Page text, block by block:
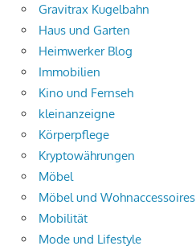
Gravitrax Kugelbahn
Haus und Garten
Heimwerker Blog
Immobilien
Kino und Fernseh
kleinanzeigne
Körperpflege
Kryptowährungen
Möbel
Möbel und Wohnaccessoires
Mobilität
Mode und Lifestyle